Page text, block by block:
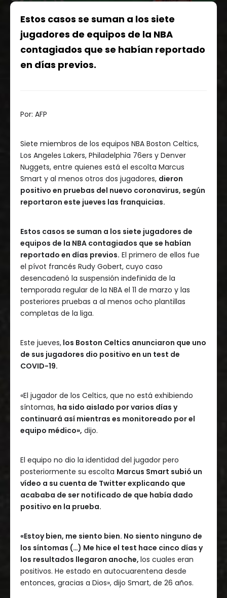
Estos casos se suman a los siete
jugadores de equipos de la NBA
contagiados que se habían reportado
en días previos.
Por: AFP
Siete miembros de los equipos NBA Boston Celtics,
Los Angeles Lakers, Philadelphia 76ers y Denver
Nuggets, entre quienes está el escolta Marcus
Smart y al menos otros dos jugadores, dieron
positivo en pruebas del nuevo coronavirus, según
reportaron este jueves las franquicias.
Estos casos se suman a los siete jugadores de
equipos de la NBA contagiados que se habían
reportado en días previos. El primero de ellos fue
el pívot francés Rudy Gobert, cuyo caso
desencadenó la suspensión indefinida de la
temporada regular de la NBA el 11 de marzo y las
posteriores pruebas a al menos ocho plantillas
completas de la liga.
Este jueves, los Boston Celtics anunciaron que uno
de sus jugadores dio positivo en un test de
COVID-19.
«El jugador de los Celtics, que no está exhibiendo
síntomas, ha sido aislado por varios días y
continuará así mientras es monitoreado por el
equipo médico», dijo.
El equipo no dio la identidad del jugador pero
posteriormente su escolta Marcus Smart subió un
vídeo a su cuenta de Twitter explicando que
acababa de ser notificado de que había dado
positivo en la prueba.
«Estoy bien, me siento bien. No siento ninguno de
los síntomas (…) Me hice el test hace cinco días y
los resultados llegaron anoche, los cuales eran
positivos. He estado en autocuarentena desde
entonces, gracias a Dios», dijo Smart, de 26 años.